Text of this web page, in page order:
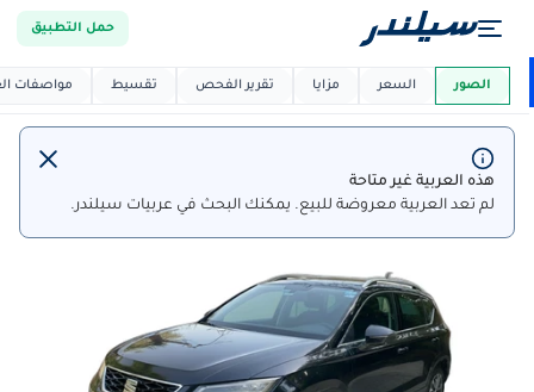
حمل التطبيق
العربية دي ماركت
هذه العربية غير متاحة
لم تعد العربية معروضة للبيع. يمكنك البحث في عربيات سيلندر.
الصور السعر مزايا تقرير الفحص تقسيط مواصفات